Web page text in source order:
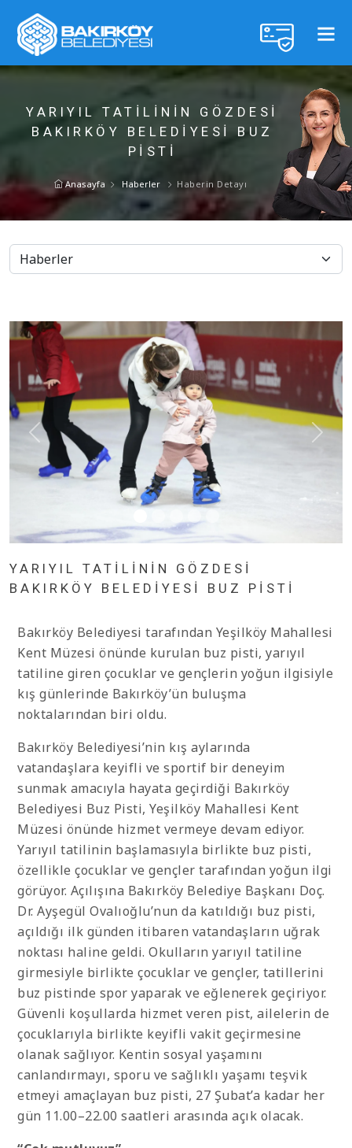
YARIYIL TATİLİNİN GÖZDESİ
BAKIRKÖY BELEDİYESİ BUZ
PİSTİ
Anasayfa Haberler Haberin Detayı
YARIYIL TATİLİNİN GÖZDESİ
BAKIRKÖY BELEDİYESİ BUZ PİSTİ
Bakırköy Belediyesi tarafından Yeşilköy Mahallesi
Kent Müzesi önünde kurulan buz pisti, yarıyıl
tatiline giren çocuklar ve gençlerin yoğun ilgisiyle
kış günlerinde Bakırköy’ün buluşma
noktalarından biri oldu.
Bakırköy Belediyesi’nin kış aylarında
vatandaşlara keyifli ve sportif bir deneyim
sunmak amacıyla hayata geçirdiği Bakırköy
Belediyesi Buz Pisti, Yeşilköy Mahallesi Kent
Müzesi önünde hizmet vermeye devam ediyor.
Yarıyıl tatilinin başlamasıyla birlikte buz pisti,
özellikle çocuklar ve gençler tarafından yoğun ilgi
görüyor. Açılışına Bakırköy Belediye Başkanı Doç.
Dr. Ayşegül Ovalıoğlu’nun da katıldığı buz pisti,
açıldığı ilk günden itibaren vatandaşların uğrak
noktası haline geldi. Okulların yarıyıl tatiline
girmesiyle birlikte çocuklar ve gençler, tatillerini
buz pistinde spor yaparak ve eğlenerek geçiriyor.
Güvenli koşullarda hizmet veren pist, ailelerin de
çocuklarıyla birlikte keyifli vakit geçirmesine
olanak sağlıyor. Kentin sosyal yaşamını
canlandırmayı, sporu ve sağlıklı yaşamı teşvik
etmeyi amaçlayan buz pisti, 27 Şubat’a kadar her
gün 11.00–22.00 saatleri arasında açık olacak.